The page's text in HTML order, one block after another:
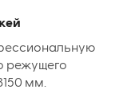
режущего
мм.